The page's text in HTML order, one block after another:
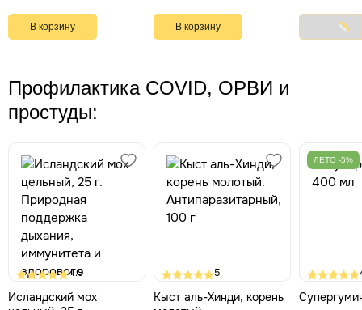
В корзину В корзину
Профилактика COVID, ОРВИ и
простуды:
4.9
Исландский мох
5
Кыст аль-Хинди, корень
ЛЕТО -5%